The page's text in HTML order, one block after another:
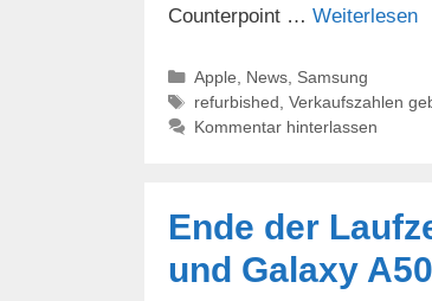
Counterpoint … Weiterlesen
Kategorien
Apple News, Samsung
Schlagwörter
refurbished Verkaufszahlen
Kommentar hinterlassen
Ende der
und Galaxy